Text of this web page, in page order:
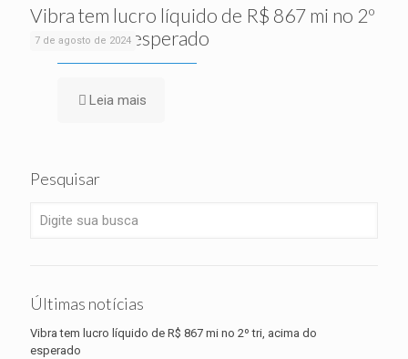
7 de agosto de 2024
Vibra tem lucro líquido de R$ 867 mi no 2º
tri, acima do esperado
Leia mais
Pesquisar
Últimas notícias
Vibra tem lucro líquido de R$ 867 mi no 2º tri, acima do
esperado